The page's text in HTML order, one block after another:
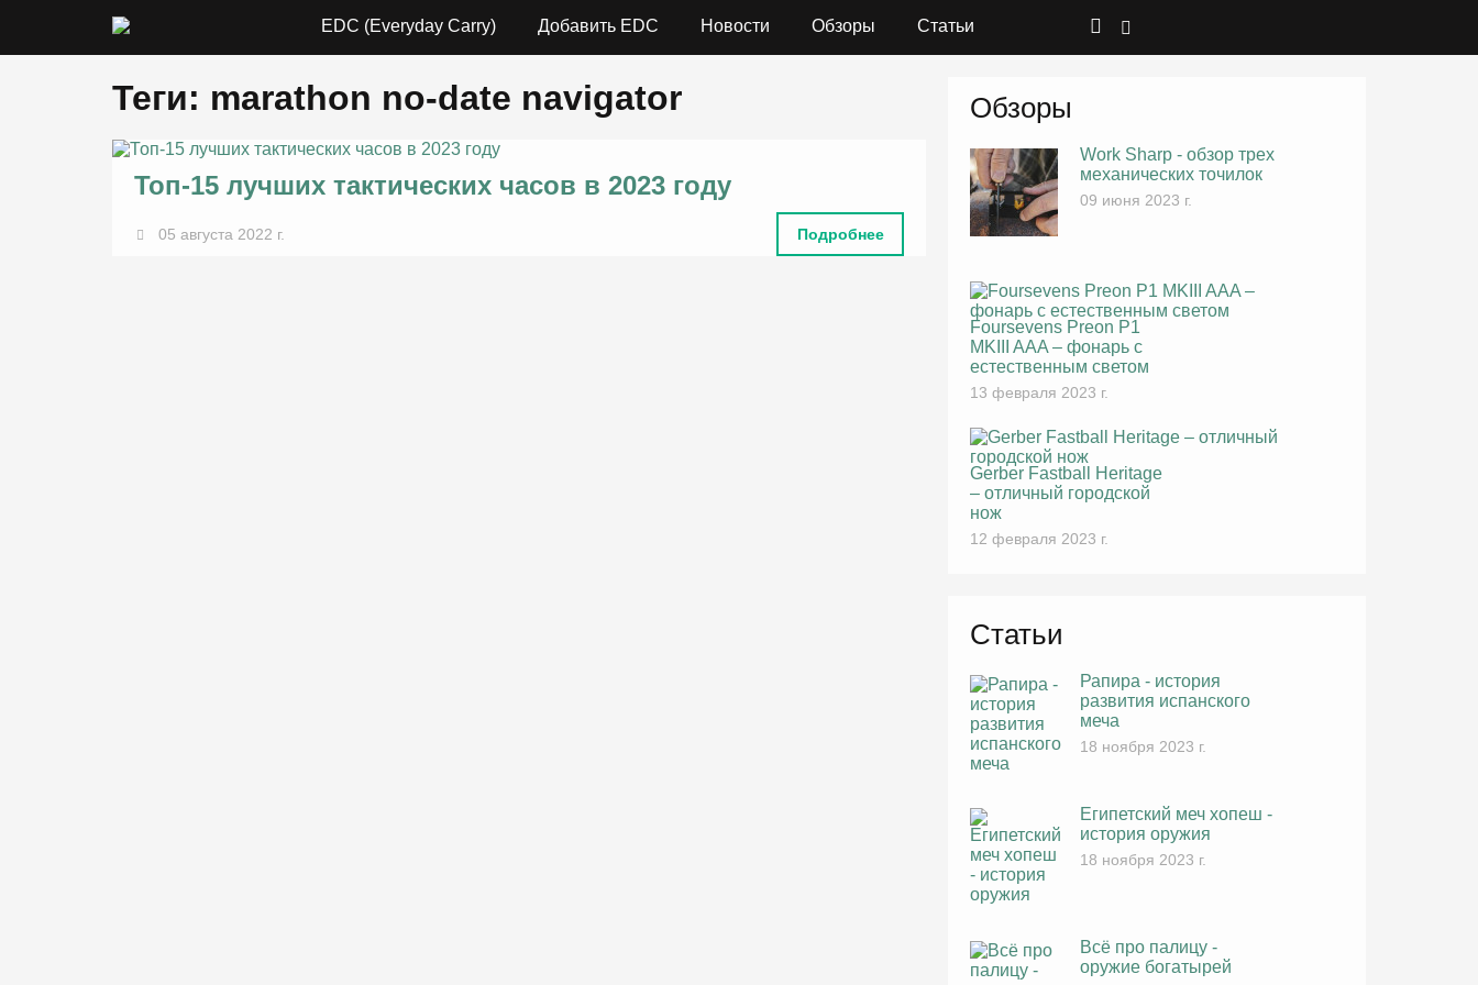
EDC (Everyday Carry) Добавить EDC Новости Обзоры Статьи
Теги: marathon no-date navigator
Топ-15 лучших тактических часов в 2023 году
05 августа 2022 г. Подробнее
Обзоры
Work Sharp - обзор трех
механических точилок
09 июня 2023 г.
Foursevens Preon P1
MKIII AAA – фонарь с
естественным светом
13 февраля 2023 г.
Gerber Fastball Heritage
– отличный городской
нож
12 февраля 2023 г.
Статьи
Рапира - история
развития испанского
меча
18 ноября 2023 г.
Египетский меч хопеш -
история оружия
18 ноября 2023 г.
Всё про палицу -
оружие богатырей